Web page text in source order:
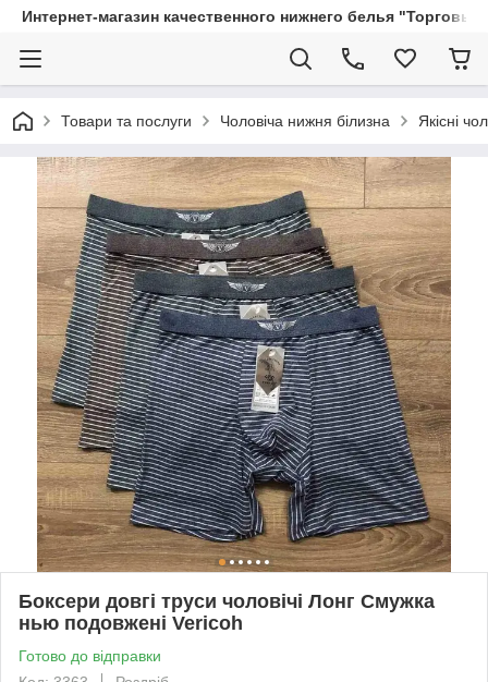
Интернет-магазин качественного нижнего белья
Товари та послуги Чоловіча нижня білизна Якісні
Боксери довгі труси чоловічі Лонг Смужка
нью подовжені Vericoh
Готово до відправки